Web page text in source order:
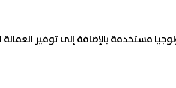
مستخدمة بالإضافة إلى توفير العمالة